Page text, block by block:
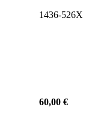
1436-526X
60,00 €